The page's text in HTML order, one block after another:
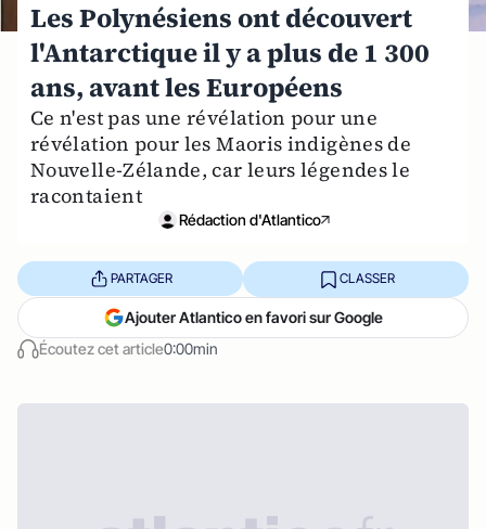
Les Polynésiens ont découvert
l'Antarctique il y a plus de 1 300
ans, avant les Européens
Ce n'est pas une révélation pour une
révélation pour les Maoris indigènes de
Nouvelle-Zélande, car leurs légendes le
racontaient
Rédaction d'Atlantico
Écoutez cet article0:00min
PARTAGER CLASSER
Ajouter Atlantico en favori sur Google